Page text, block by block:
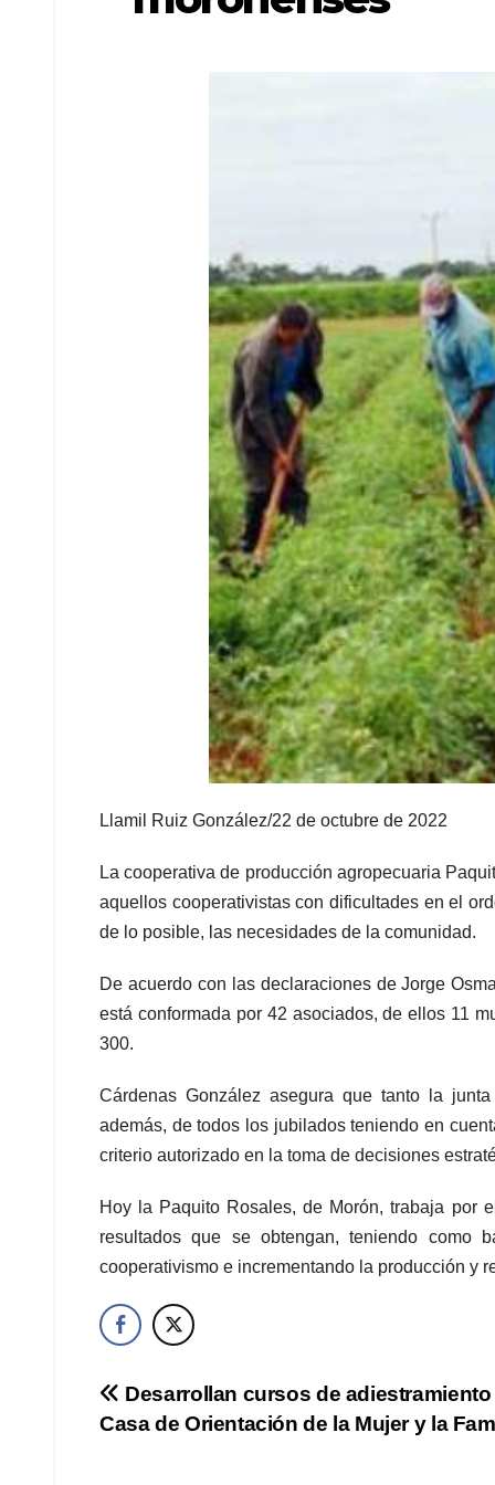
Llamil Ruiz González/22 de octubre de 2022
La cooperativa de producción agropecuaria
aquellos cooperativistas con dificultades en el
de lo posible, las necesidades de la comunidad.
De acuerdo con las declaraciones de Jorge
está conformada por 42 asociados, de ellos 11
300.
Cárdenas González asegura que tanto la
además, de todos los jubilados teniendo en
criterio autorizado en la toma de decisiones
Hoy la Paquito Rosales, de Morón, trabaja por
resultados que se obtengan, teniendo como
cooperativismo e incrementando la producción y
Navegación
Desarrollan cursos de adiestramiento
Casa de Orientación de la Mujer y la